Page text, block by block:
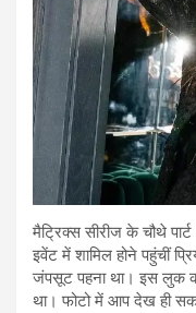
मैट्रिक्स सीरीज के चौथे
इवेंट में शामिल होने पहुंचीं
जंपसूट पहना था। इस लुक
था। फोटो में आप देख ही